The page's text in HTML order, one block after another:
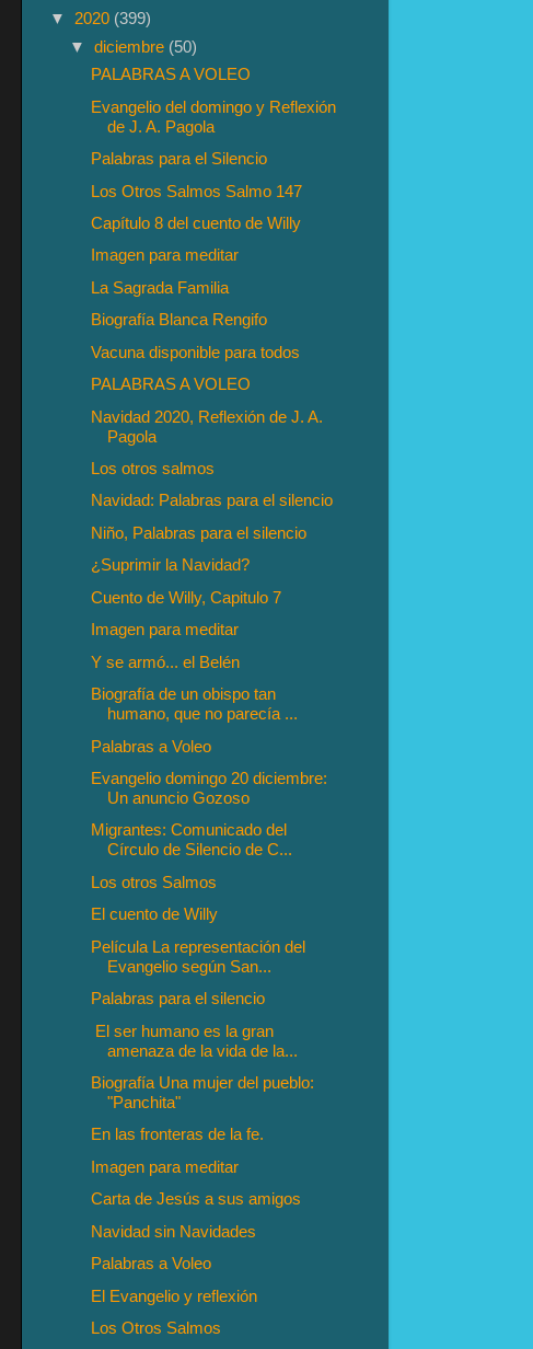
▼ 2020 (399)
▼diciembre (50)
PALABRAS A VOLEO
Evangelio del domingo y Reflexión
de J. A. Pagola
Palabras para el Silencio
Los Otros Salmos Salmo 147
Capítulo 8 del cuento de Willy
Imagen para meditar
La Sagrada Familia
Biografía Blanca Rengifo
Vacuna disponible para todos
PALABRAS A VOLEO
Navidad 2020, Reflexión de J. A.
Pagola
Los otros salmos
Navidad: Palabras para el silencio
Niño, Palabras para el silencio
¿Suprimir la Navidad?
Cuento de Willy, Capitulo 7
Imagen para meditar
Y se armó... el Belén
Biografía de un obispo tan
humano, que no parecía ...
Palabras a Voleo
Evangelio domingo 20 diciembre:
Un anuncio Gozoso
Migrantes: Comunicado del
Círculo de Silencio de C...
Los otros Salmos
El cuento de Willy
Película La representación del
Evangelio según San...
Palabras para el silencio
El ser humano es la gran
amenaza de la vida de la...
Biografía Una mujer del pueblo:
"Panchita"
En las fronteras de la fe.
Imagen para meditar
Carta de Jesús a sus amigos
Navidad sin Navidades
Palabras a Voleo
El Evangelio y reflexión
Los Otros Salmos